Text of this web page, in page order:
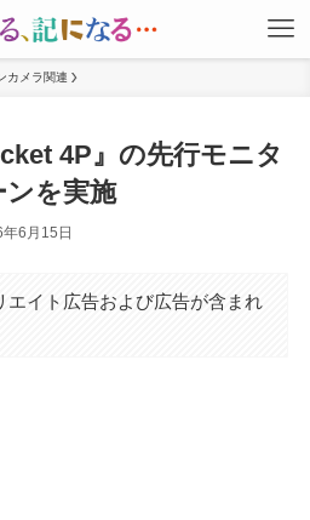
カメラ関連
4P』の先行モニタ
ンを実施
6月15日
エイト広告および広告が含まれ